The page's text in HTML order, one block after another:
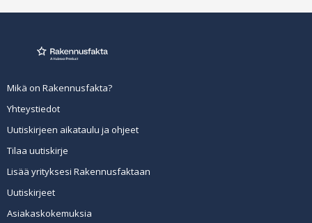
Mikä on Rakennusfakta?
Yhteystiedot
Uutiskirjeen aikataulu ja ohjeet
Tilaa uutiskirje
Lisää yrityksesi Rakennusfaktaan
Uutiskirjeet
Asiakaskokemuksia